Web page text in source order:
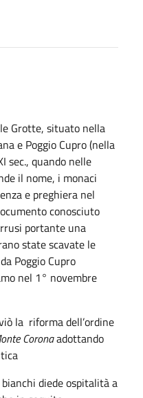
Grotte, situato nella
e Poggio Cupro (nella
sec., quando nelle
il nome, i monaci
e preghiera nel
conosciuto
portante una
state scavate le
Poggio Cupro
nel 1° novembre
la riforma dell’ordine
Coronaadottando
diede ospitalità a